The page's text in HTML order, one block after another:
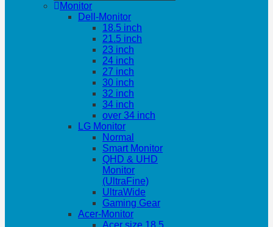
Monitor
Dell-Monitor
18.5 inch
21.5 inch
23 inch
24 inch
27 inch
30 inch
32 inch
34 inch
over 34 inch
LG Monitor
Normal
Smart Monitor
QHD & UHD
Monitor
(UltraFine)
UltraWide
Gaming Gear
Acer-Monitor
Acer size 18.5